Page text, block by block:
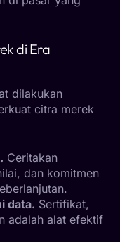
di Era
dilakukan
citra merek
Ceritakan
dan komitmen
data. Sertifikat,
adalah alat efektif